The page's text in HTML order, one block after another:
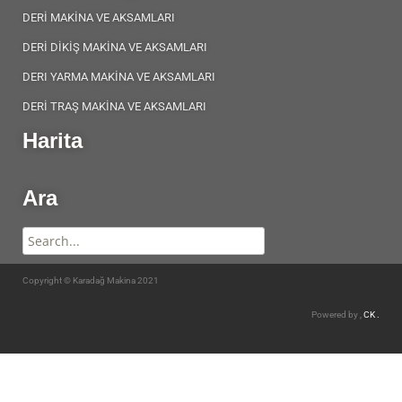
DERİ MAKİNA VE AKSAMLARI
DERİ DİKİŞ MAKİNA VE AKSAMLARI
DERI YARMA MAKİNA VE AKSAMLARI
DERİ TRAŞ MAKİNA VE AKSAMLARI
Harita
Ara
Copyright © Karadağ Makina 2021
Powered by , CK .